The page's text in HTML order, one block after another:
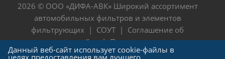
2026 © ООО «ДИФА-АВК» Широкий ассортимент
автомобильных фильтров и элементов
фильтрующих | СОУТ | Соглашение об
использовании сайта|Политика в отношении
обработки персональных данных
Данный веб-сайт использует cookie-файлы в
целях предоставления вам лучшего